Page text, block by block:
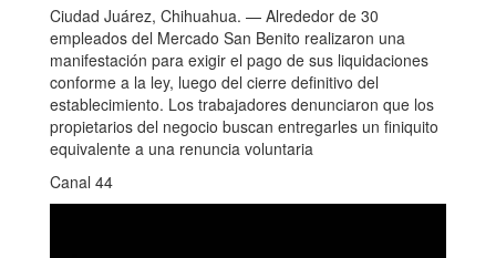
Ciudad Juárez, Chihuahua. — Alrededor de 30
empleados del Mercado San Benito realizaron una
manifestación para exigir el pago de sus liquidaciones
conforme a la ley, luego del cierre definitivo del
establecimiento. Los trabajadores denunciaron que los
propietarios del negocio buscan entregarles un finiquito
equivalente a una renuncia voluntaria
Canal 44